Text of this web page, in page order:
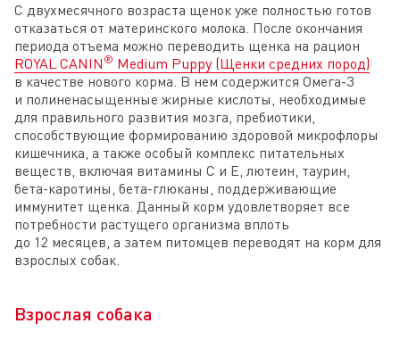
С двухмесячного возраста щенок уже полностью готов
отказаться от материнского молока. После окончания
периода отъема можно переводить щенка на рацион
ROYAL CANIN ® Medium Puppy (Щенки средних пород)
в качестве нового корма. В нем содержится Омега-3
и полиненасыщенные жирные кислоты, необходимые
для правильного развития мозга, пребиотики,
способствующие формированию здоровой микрофлоры
кишечника, а также особый комплекс питательных
веществ, включая витамины С и Е, лютеин, таурин,
бета-каротины, бета-глюканы, поддерживающие
иммунитет щенка. Данный корм удовлетворяет все
потребности растущего организма вплоть
до 12 месяцев, а затем питомцев переводят на корм для
взрослых собак.
Взрослая собака